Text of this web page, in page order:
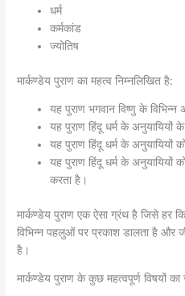
धर्म
कर्मकांड
ज्योतिष
मार्कण्डेय पुराण का महत्व निम्नलिखित है:
यह पुराण भगवान विष्णु के विभिन्न
यह पुराण हिंदू धर्म के अनुयायियों
यह पुराण हिंदू धर्म के अनुयायियों
यह पुराण हिंदू धर्म के अनुयायियों
करता है।
मार्कण्डेय पुराण एक ऐसा ग्रंथ है जिसे हर
विभिन्न पहलुओं पर प्रकाश डालता है और
है।
मार्कण्डेय पुराण के कुछ महत्वपूर्ण विषयों का